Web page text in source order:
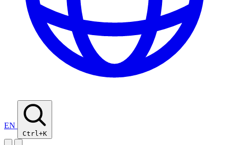
EN
Ctrl+K